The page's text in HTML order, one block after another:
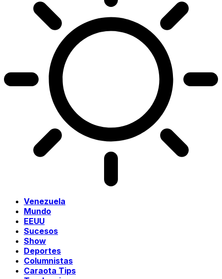
Venezuela
Mundo
EEUU
Sucesos
Show
Deportes
Columnistas
Caraota Tips